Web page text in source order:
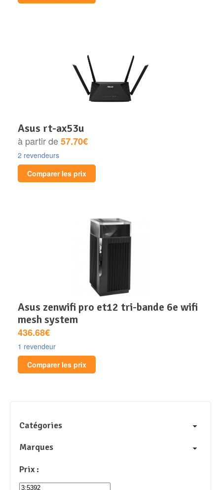
asus rt-ax53u
à partir de57.70€
2 revendeurs
Comparer les prix
asus zenwifi pro et12 tri-bande 6e wifi
mesh system
436.68€
1 revendeur
Comparer les prix
Catégories
Marques
Prix :